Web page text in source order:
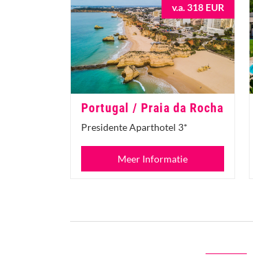
v.a. 318 EUR
Portugal / Praia da Rocha
Presidente Aparthotel 3*
Meer Informatie